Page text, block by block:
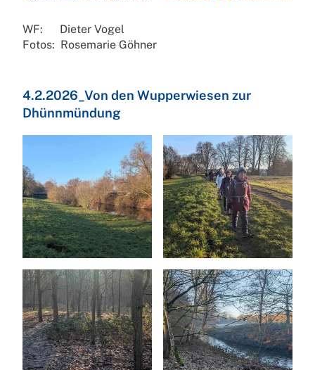
WF: Dieter Vogel
Fotos: Rosemarie Göhner
4.2.2026_Von den Wupperwiesen zur
Dhünnmündung